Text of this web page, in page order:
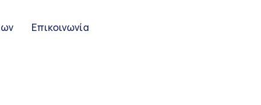
Επικοινωνία